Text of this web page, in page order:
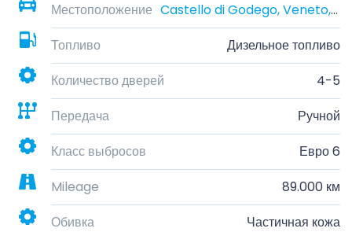
Местоположение
Castello di Godego, Veneto, Italia
Топливо
Дизельное топливо
Количество дверей
4-5
Передача
Ручной
Класс выбросов
Евро 6
Mileage
89.000 км
Обивка
Частичная кожа